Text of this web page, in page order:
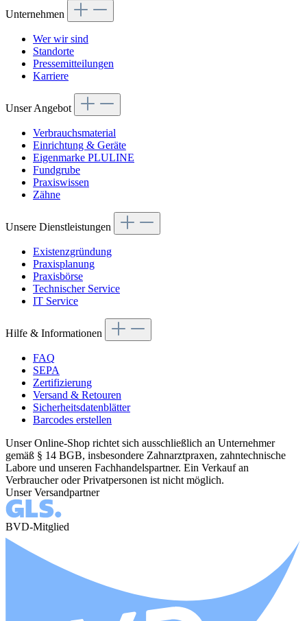
Unternehmen
Wer wir sind
Standorte
Pressemitteilungen
Karriere
Unser Angebot
Verbrauchsmaterial
Einrichtung & Geräte
Eigenmarke PLULINE
Fundgrube
Praxiswissen
Zähne
Unsere Dienstleistungen
Existenzgründung
Praxisplanung
Praxisbörse
Technischer Service
IT Service
Hilfe & Informationen
FAQ
SEPA
Zertifizierung
Versand & Retouren
Sicherheitsdatenblätter
Barcodes erstellen
Unser Online-Shop richtet sich ausschließlich an Unternehmer
gemäß § 14 BGB, insbesondere Zahnarztpraxen, zahntechnische
Labore und unseren Fachhandelspartner. Ein Verkauf an
Verbraucher oder Privatpersonen ist nicht möglich.
Unser Versandpartner
BVD-Mitglied